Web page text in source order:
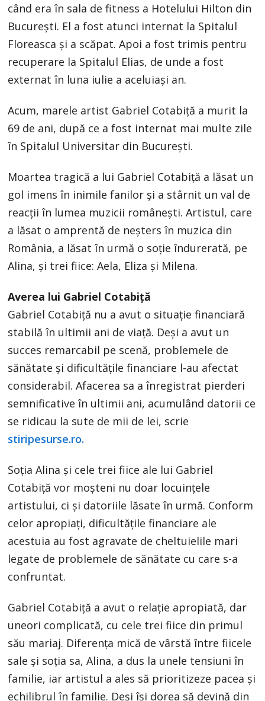
când era în sala de fitness a Hotelului Hilton din
Bucureşti. El a fost atunci internat la Spitalul
Floreasca și a scăpat. Apoi a fost trimis pentru
recuperare la Spitalul Elias, de unde a fost
externat în luna iulie a aceluiași an.
Acum, marele artist Gabriel Cotabiță a murit la
69 de ani, după ce a fost internat mai multe zile
în Spitalul Universitar din București.
Moartea tragică a lui Gabriel Cotabiță a lăsat un
gol imens în inimile fanilor și a stârnit un val de
reacții în lumea muzicii românești. Artistul, care
a lăsat o amprentă de neșters în muzica din
România, a lăsat în urmă o soție îndurerată, pe
Alina, și trei fiice: Aela, Eliza și Milena.
Averea lui Gabriel Cotabiță
Gabriel Cotabiță nu a avut o situație financiară
stabilă în ultimii ani de viață. Deși a avut un
succes remarcabil pe scenă, problemele de
sănătate și dificultățile financiare l-au afectat
considerabil. Afacerea sa a înregistrat pierderi
semnificative în ultimii ani, acumulând datorii ce
se ridicau la sute de mii de lei, scrie
stiripesurse.ro.
Soția Alina și cele trei fiice ale lui Gabriel
Cotabiță vor moșteni nu doar locuințele
artistului, ci și datoriile lăsate în urmă. Conform
celor apropiați, dificultățile financiare ale
acestuia au fost agravate de cheltuielile mari
legate de problemele de sănătate cu care s-a
confruntat.
Gabriel Cotabiță a avut o relație apropiată, dar
uneori complicată, cu cele trei fiice din primul
său mariaj. Diferența mică de vârstă între fiicele
sale și soția sa, Alina, a dus la unele tensiuni în
familie, iar artistul a ales să prioritizeze pacea și
echilibrul în familie. Deși își dorea să devină din